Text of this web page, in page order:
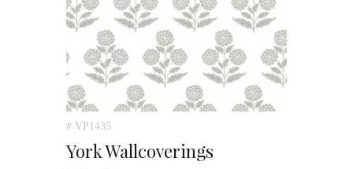
# VP1435
York Wallcoverings